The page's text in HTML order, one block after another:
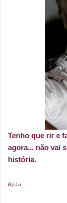
Tenho que rir e
agora... não vai
história.
By Lu